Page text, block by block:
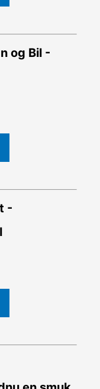
og Bil -
-